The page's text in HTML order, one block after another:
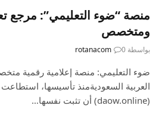
منصة “ضوء التعليمي”: مرجع
ومتخصص
بواسطة rotanacom 0
ضوء التعليمي: منصة إعلامية رقمية
العربية السعوديةمنذ تأسيسها،
(daow.online) أن تثبت نفسها…